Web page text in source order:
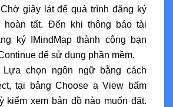
Chờ giây lát để quá trình đăng ký
hoàn tất. Đến khi thông báo tài
ký IMindMap thành công bạn
để sử dụng phần mềm.
Lựa chọn ngôn ngữ bằng cách
tại bảng Choose a View bấm
kiểm xem bản đồ nào muốn đặt.